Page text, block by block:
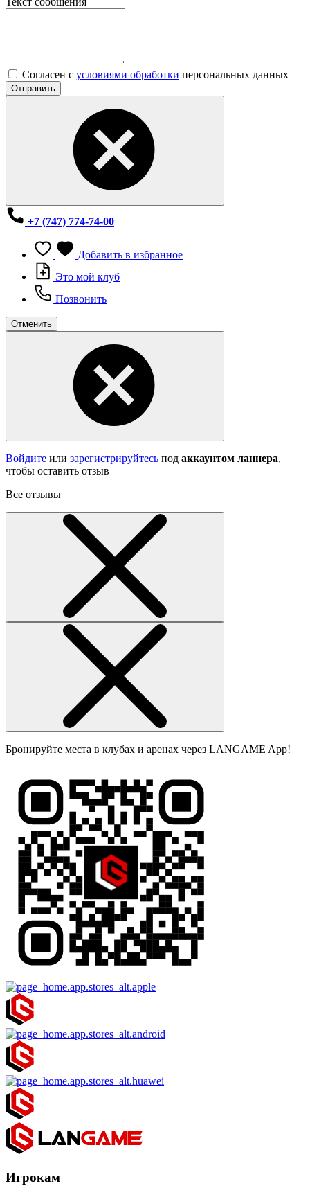
Согласен с условиями обработки персональных данных
Отправить
+7 (747) 774-74-00
Добавить в избранное
Это мой клуб
Позвонить
Отменить
Войдите или зарегистрируйтесь под аккаунтом ланнера,
чтобы оставить отзыв
Все отзывы
Бронируйте места в клубах и аренах через LANGAME App!
Игрокам